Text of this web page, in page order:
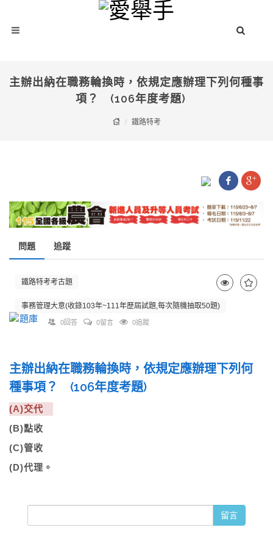
主辦出納在職務輪換時，依規定應辦理下列何種事
項？ (106年度考題)
鐵路特考
問題 追蹤
鐵路特考考古題
事務管理大意(收錄103年~111年歷屆試題,每次隨機抽取50題)
0回答 0留言 0追蹤
主辦出納在職務輪換時，依規定應辦理下列何
種事項？ (106年度考題)
(A)交代
(B)點收
(C)管收
(D)代理。
留言